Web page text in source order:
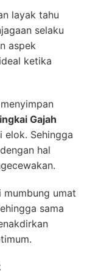
layak tahu
selaku
aspek
ketika
Gajah
elok. Sehingga
hal
mumbung umat
sama